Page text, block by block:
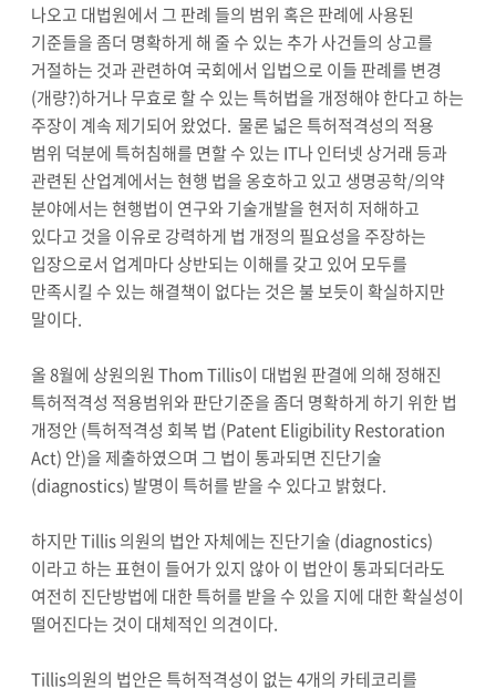
나오고 대법원에서 그 판례 들의 범위 혹은 판례에 사용된
기준들을 좀더 명확하게 해 줄 수 있는 추가 사건들의 상고를
거절하는 것과 관련하여 국회에서 입법으로 이들 판례를 변경
(개량?)하거나 무효로 할 수 있는 특허법을 개정해야 한다고 하는
주장이 계속 제기되어 왔었다. 물론 넓은 특허적격성의 적용
범위 덕분에 특허침해를 면할 수 있는 IT나 인터넷 상거래 등과
관련된 산업계에서는 현행 법을 옹호하고 있고 생명공학/의약
분야에서는 현행법이 연구와 기술개발을 현저히 저해하고
있다고 것을 이유로 강력하게 법 개정의 필요성을 주장하는
입장으로서 업계마다 상반되는 이해를 갖고 있어 모두를
만족시킬 수 있는 해결책이 없다는 것은 불 보듯이 확실하지만
말이다.
올 8월에 상원의원 Thom Tillis이 대법원 판결에 의해 정해진
특허적격성 적용범위와 판단기준을 좀더 명확하게 하기 위한 법
개정안 (특허적격성 회복 법 (Patent Eligibility Restoration
Act) 안)을 제출하였으며 그 법이 통과되면 진단기술
(diagnostics) 발명이 특허를 받을 수 있다고 밝혔다.
하지만 Tillis 의원의 법안 자체에는 진단기술 (diagnostics)
이라고 하는 표현이 들어가 있지 않아 이 법안이 통과되더라도
여전히 진단방법에 대한 특허를 받을 수 있을 지에 대한 확실성이
떨어진다는 것이 대체적인 의견이다.
Tillis의원의 법안은 특허적격성이 없는 4개의 카테코리를